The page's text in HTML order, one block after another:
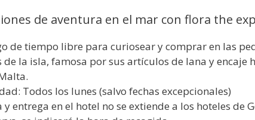
de aventura en el mar con flora the
de tiempo libre para curiosear y comprar en las
de la isla, famosa por sus artículos de lana y encaje
Todos los lunes (salvo fechas excepcionales)
y entrega en el hotel no se extiende a los hoteles de